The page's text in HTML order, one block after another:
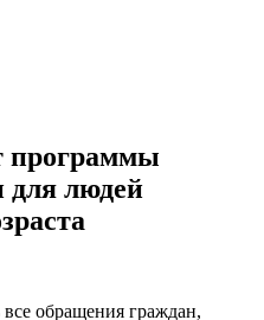
программы
для людей
все обращения граждан,